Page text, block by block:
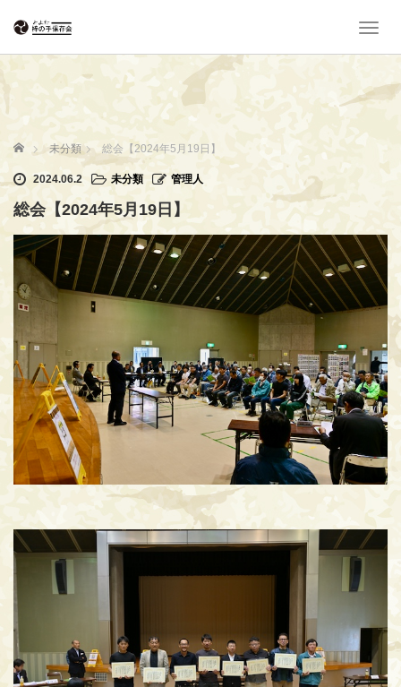
T
g
l
i
n
ホーム 未分類 総会【2024年5月19日】
2024.06.2 未分類 管理人
総会【2024年5月19日】